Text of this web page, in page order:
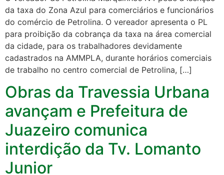
da taxa do Zona Azul para comerciários e funcionários
do comércio de Petrolina. O vereador apresenta o PL
para proibição da cobrança da taxa na área comercial
da cidade, para os trabalhadores devidamente
cadastrados na AMMPLA, durante horários comerciais
de trabalho no centro comercial de Petrolina, […]
Obras da Travessia Urbana
avançam e Prefeitura de
Juazeiro comunica
interdição da Tv. Lomanto
Junior